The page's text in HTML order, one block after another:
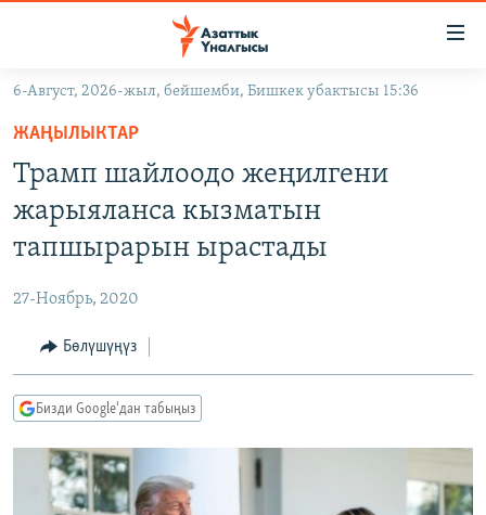
Навигацияга
өтүңүз
Издөөгө
салыңыз
МАДАНИЯТ
ДҮЙНӨ
УКРАИНА
ТВ ПРОГРАММАЛАР
БҮГҮН АЗАТТЫКТА
ДАНИСТЕ
ЭЖЕ-СИҢДИЛЕР
ПОДКАСТ
Русский
ОНЛАЙН ШЕРИНЕ
6-Август, 2026-жыл, бейшемби, Бишкек убактысы 15:36
ЖАҢЫЛЫКТАР
Трамп шайлоодо жеңилгени
жарыяланса кызматын
тапшырарын ырастады
27-Ноябрь, 2020
Бөлүшүңүз
Бизди Google'дан табыңыз